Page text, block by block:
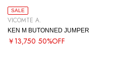
SALE
VICOMTE A.
KEN M BUTONNED JUMPER
￥13,750 50%OFF